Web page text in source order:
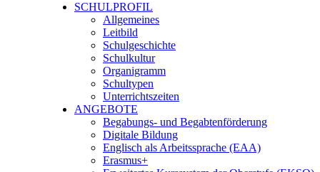
SCHULPROFIL
Allgemeines
Leitbild
Schulgeschichte
Schulkultur
Organigramm
Schultypen
Unterrichtszeiten
ANGEBOTE
Begabungs- und Begabtenförderung
Digitale Bildung
Englisch als Arbeitssprache (EAA)
Erasmus+